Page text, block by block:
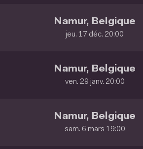
Namur, Belgique
jeu. 17 déc. 20:00
Namur, Belgique
ven. 29 janv. 20:00
Namur, Belgique
sam. 6 mars 19:00